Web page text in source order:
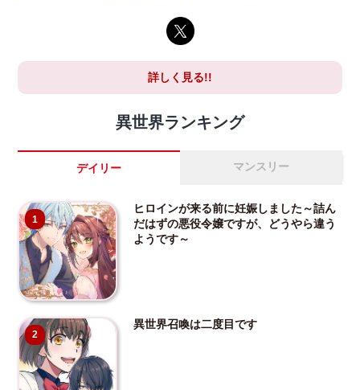
詳しく見る!!
異世界ランキング
デイリー マンスリー
1
ヒロインが来る前に妊娠しました～詰ん
だはずの悪役令嬢ですが、どうやら違う
ようです～
2
異世界召喚は二度目です